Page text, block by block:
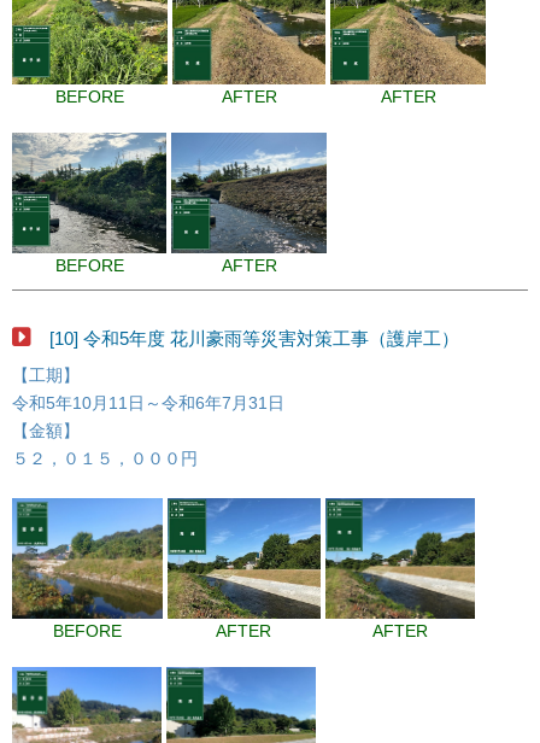
BEFORE AFTER AFTER
BEFORE AFTER
[10] 令和5年度 花川豪雨等災害対策工事（護岸工）
【工期】
令和5年10月11日～令和6年7月31日
【金額】
５２，０１５，０００円
BEFORE AFTER AFTER